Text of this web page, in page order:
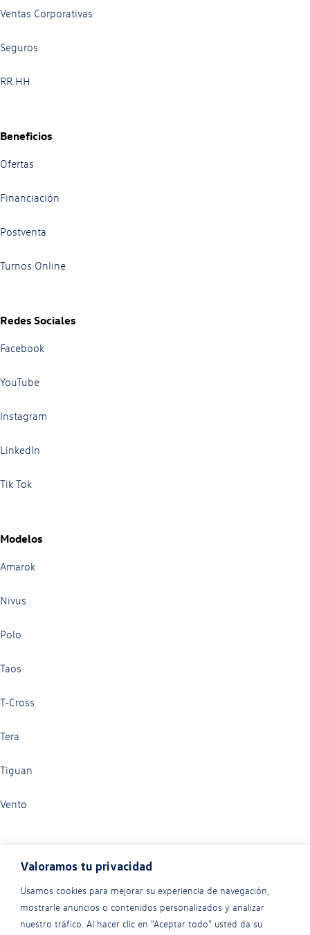
Valoramos tu privacidad
Usamos cookies para mejorar su experiencia de navegación,
mostrarle anuncios o contenidos personalizados y analizar
nuestro tráfico. Al hacer clic en “Aceptar todo” usted da su
Ventas Corporativas
Seguros
RR.HH
Beneficios
Ofertas
Financiación
Postventa
Turnos Online
Redes Sociales
Facebook
YouTube
Instagram
LinkedIn
Tik Tok
Modelos
Amarok
Nivus
Polo
Taos
T-Cross
Tera
Tiguan
Vento